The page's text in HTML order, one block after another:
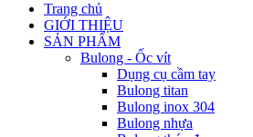
Trang chủ
GIỚI THIỆU
SẢN PHẨM
Bulong - Ốc vít
Dụng cụ cầm tay
Bulong titan
Bulong inox 304
Bulong nhựa